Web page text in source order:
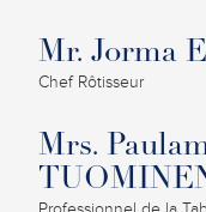
Mr. Jorma
Chef Rôtisseur
Mrs.